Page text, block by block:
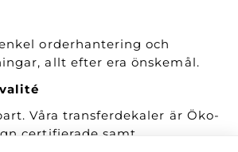
orderhantering och
allt efter era önskemål.
Våra transferdekaler är Öko-
certifierade samt